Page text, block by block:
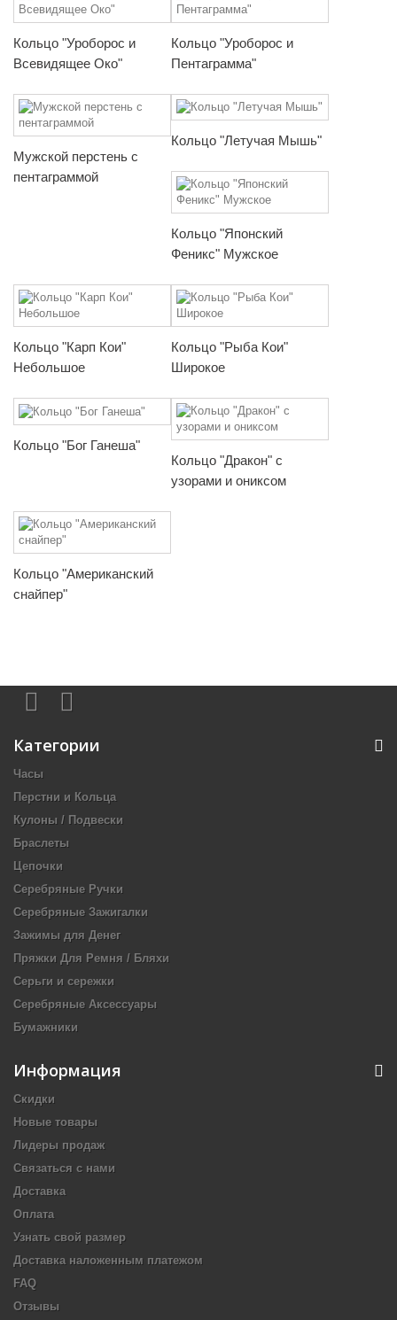
Кольцо "Уроборос и
Всевидящее Око"
Кольцо "Уроборос и
Пентаграмма"
Мужской перстень с
пентаграммой
Кольцо "Летучая Мышь"
Кольцо "Японский
Феникс" Мужское
Кольцо "Карп Кои"
Небольшое
Кольцо "Рыба Кои"
Широкое
Кольцо "Бог Ганеша"
Кольцо "Дракон" с
узорами и ониксом
Кольцо "Американский
снайпер"
Категории
Часы
Перстни и Кольца
Кулоны / Подвески
Браслеты
Цепочки
Серебряные Ручки
Серебряные Зажигалки
Зажимы для Денег
Пряжки Для Ремня / Бляхи
Серьги и сережки
Серебряные Аксессуары
Бумажники
Информация
Скидки
Новые товары
Лидеры продаж
Связаться с нами
Доставка
Оплата
Узнать свой размер
Доставка наложенным платежом
FAQ
Отзывы